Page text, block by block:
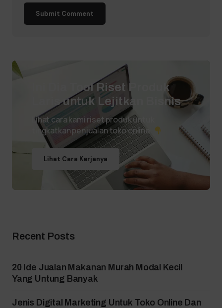
Submit Comment
Ini Dia Tool Riset Produk
Laris untuk Lejitkan Bisnis
Lihat cara kami riset produk untuk
tingkatkan penjualan toko online.
Lihat Cara Kerjanya
Recent Posts
20 Ide Jualan Makanan Murah Modal Kecil
Yang Untung Banyak
Jenis Digital Marketing Untuk Toko Online Dan